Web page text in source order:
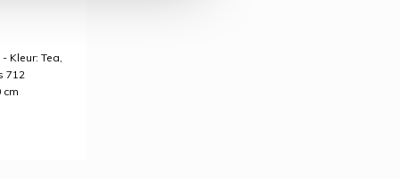
Kleur: Tea,
712
cm